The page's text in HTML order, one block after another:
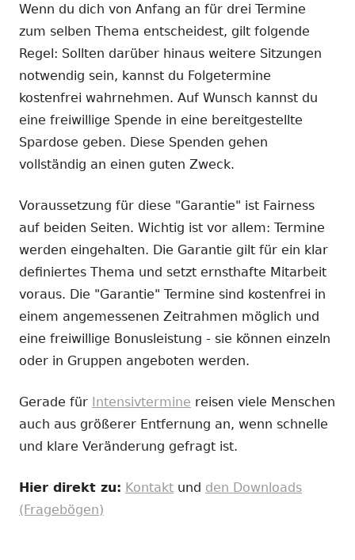
Wenn du dich von Anfang an für drei Termine
zum selben Thema entscheidest, gilt folgende
Regel: Sollten darüber hinaus weitere Sitzungen
notwendig sein, kannst du Folgetermine
kostenfrei wahrnehmen. Auf Wunsch kannst du
eine freiwillige Spende in eine bereitgestellte
Spardose geben. Diese Spenden gehen
vollständig an einen guten Zweck.
Voraussetzung für diese "Garantie" ist Fairness
auf beiden Seiten. Wichtig ist vor allem: Termine
werden eingehalten. Die Garantie gilt für ein klar
definiertes Thema und setzt ernsthafte Mitarbeit
voraus. Die "Garantie" Termine sind kostenfrei in
einem angemessenen Zeitrahmen möglich und
eine freiwillige Bonusleistung - sie können einzeln
oder in Gruppen angeboten werden.
Gerade für Intensivtermine reisen viele Menschen
auch aus größerer Entfernung an, wenn schnelle
und klare Veränderung gefragt ist.
Hier direkt zu: Kontakt und den Downloads
(Fragebögen)